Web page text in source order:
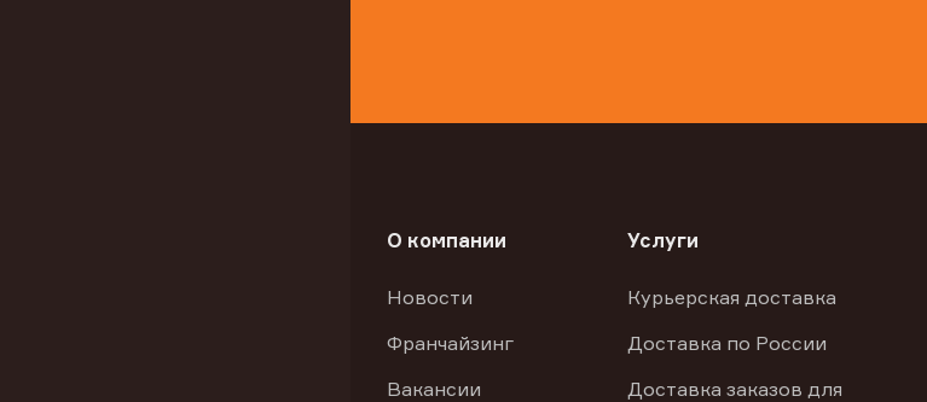
О компании
Новости
Франчайзинг
Вакансии
Услуги
Курьерская доставка
Доставка по России
Доставка заказов для